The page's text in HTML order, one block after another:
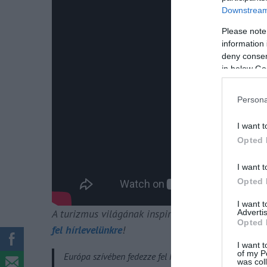
Please
information
deny
in below
I want
Opted
I want
Opted
I want
Opted
I want
of my
was
A turizmus világának inspiráló híreiért
fel hírlevelünkre!
Európa szívében fedezze fel Magyarország rejtett